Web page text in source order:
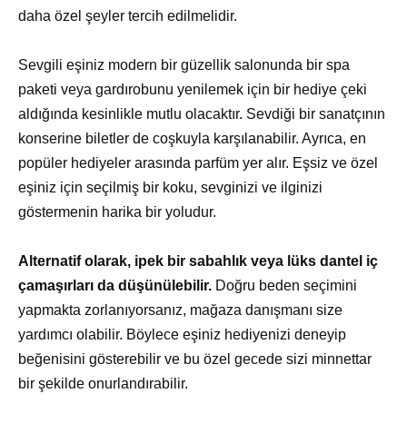
daha özel şeyler tercih edilmelidir.
Sevgili eşiniz modern bir güzellik salonunda bir spa
paketi veya gardırobunu yenilemek için bir hediye çeki
aldığında kesinlikle mutlu olacaktır. Sevdiği bir sanatçının
konserine biletler de coşkuyla karşılanabilir. Ayrıca, en
popüler hediyeler arasında parfüm yer alır. Eşsiz ve özel
eşiniz için seçilmiş bir koku, sevginizi ve ilginizi
göstermenin harika bir yoludur.
Alternatif olarak, ipek bir sabahlık veya lüks dantel iç
çamaşırları da düşünülebilir. Doğru beden seçimini
yapmakta zorlanıyorsanız, mağaza danışmanı size
yardımcı olabilir. Böylece eşiniz hediyenizi deneyip
beğenisini gösterebilir ve bu özel gecede sizi minnettar
bir şekilde onurlandırabilir.